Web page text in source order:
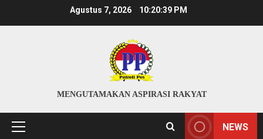
Agustus 7, 2026 10:20:40 PM
MENGUTAMAKAN ASPIRASI RAKYAT
Primary
NEWS